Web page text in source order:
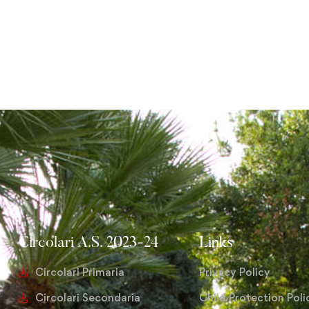
Circolari A.S. 2023-24
Circolari Primaria
Circolari Secondaria
Links
Privacy Policy
Child Protection